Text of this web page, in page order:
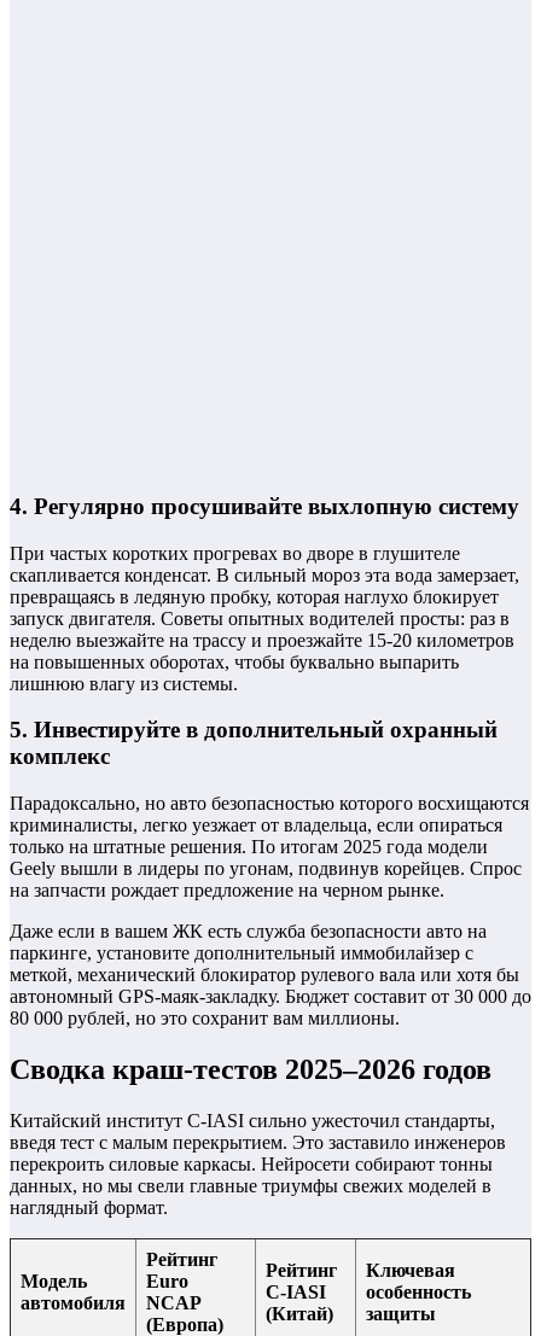
4. Регулярно просушивайте выхлопную систему
При частых коротких прогревах во дворе в глушителе
скапливается конденсат. В сильный мороз эта вода замерзает,
превращаясь в ледяную пробку, которая наглухо блокирует
запуск двигателя. Советы опытных водителей просты: раз в
неделю выезжайте на трассу и проезжайте 15-20 километров
на повышенных оборотах, чтобы буквально выпарить
лишнюю влагу из системы.
5. Инвестируйте в дополнительный охранный
комплекс
Парадоксально, но авто безопасностью которого восхищаются
криминалисты, легко уезжает от владельца, если опираться
только на штатные решения. По итогам 2025 года модели
Geely вышли в лидеры по угонам, подвинув корейцев. Спрос
на запчасти рождает предложение на черном рынке.
Даже если в вашем ЖК есть служба безопасности авто на
паркинге, установите дополнительный иммобилайзер с
меткой, механический блокиратор рулевого вала или хотя бы
автономный GPS-маяк-закладку. Бюджет составит от 30 000 до
80 000 рублей, но это сохранит вам миллионы.
Сводка краш-тестов 2025–2026 годов
Китайский институт C-IASI сильно ужесточил стандарты,
введя тест с малым перекрытием. Это заставило инженеров
перекроить силовые каркасы. Нейросети собирают тонны
данных, но мы свели главные триумфы свежих моделей в
наглядный формат.
Модель
автомобиля
Рейтинг
Euro
NCAP
(Европа)
Рейтинг
C-IASI
(Китай)
Ключевая
особенность
защиты